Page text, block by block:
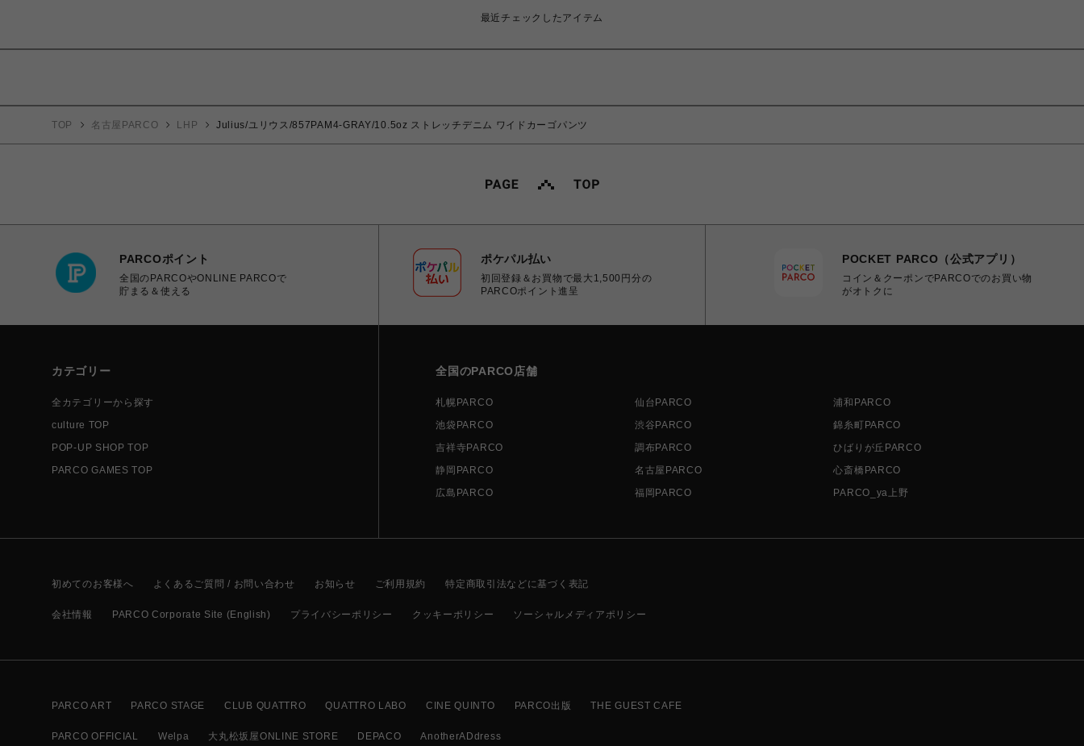
最近チェックしたアイテム
TOP 名古屋PARCO LHP Julius/ユリウス/857PAM4-GRAY/10.5oz ストレッチデニム ワイドカーゴパンツ
PARCOポイント
全国のPARCOやONLINE PARCOで
貯まる＆使える
ポケパル払い
初回登録＆お買物で最大1,500円分の
PARCOポイント進呈
POCKET PARCO（公式アプリ）
コイン＆クーポンでPARCOでのお買い物
がオトクに
カテゴリー
全カテゴリーから探す
culture TOP
POP-UP SHOP TOP
PARCO GAMES TOP
全国のPARCO店舗
札幌PARCO 仙台PARCO
浦和PARCO
池袋PARCO
渋谷PARCO
錦糸町PARCO
吉祥寺PARCO
調布PARCO
ひばりが丘PARCO
静岡PARCO
名古屋PARCO
心斎橋PARCO
広島PARCO
福岡PARCO PARCO_ya上野
初めてのお客様へ よくあるご質問 / お問い合わせ お知らせ ご利用規約 特定商取引法などに基づく表記
会社情報 PARCO Corporate Site (English) プライバシーポリシー クッキーポリシー ソーシャルメディアポリシー
PARCO ART PARCO STAGE CLUB QUATTRO QUATTRO LABO CINE QUINTO PARCO出版 THE GUEST CAFE
PARCO OFFICIAL Welpa 大丸松坂屋ONLINE STORE DEPACO AnotherADdress